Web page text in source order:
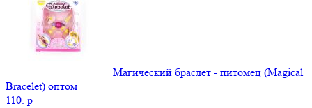
Магический браслет - питомец (Magical
Bracelet) оптом
110. p